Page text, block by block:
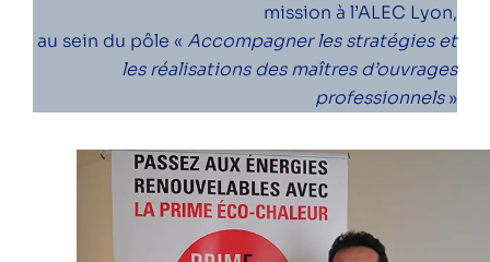
mission à l’ALEC Lyon,
au sein du pôle « Accompagner les stratégies et
les réalisations des maîtres d’ouvrages
professionnels»